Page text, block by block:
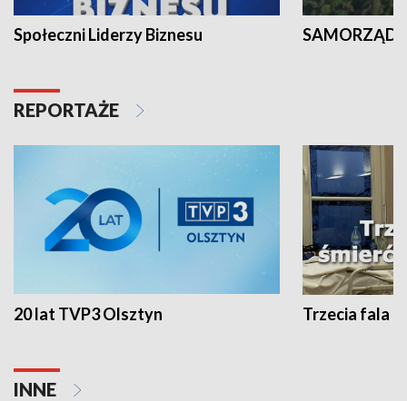
Społeczni Liderzy Biznesu SAMORZĄD
REPORTAŻE
20 lat TVP3 Olsztyn Trzecia fala -
INNE